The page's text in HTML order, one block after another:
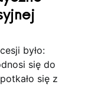
było:
się do
się z